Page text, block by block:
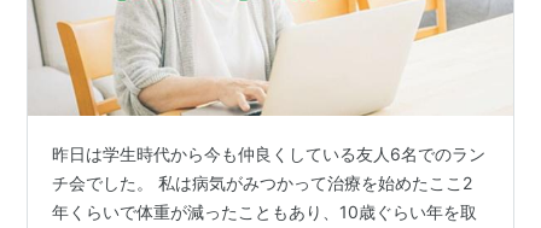
昨日は学生時代から今も仲良くしている友人6名でのラン
チ会でした。 私は病気がみつかって治療を始めたここ2
年くらいで体重が減ったこともあり、10歳ぐらい年を取